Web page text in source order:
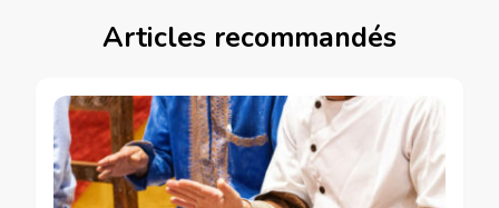
Articles recommandés